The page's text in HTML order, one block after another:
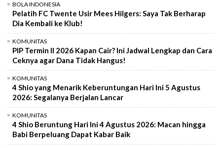
BOLA INDONESIA
Pelatih FC Twente Usir Mees Hilgers: Saya Tak Berharap
Dia Kembali ke Klub!
KOMUNITAS
PIP Termin II 2026 Kapan Cair? Ini Jadwal Lengkap dan Cara
Ceknya agar Dana Tidak Hangus!
KOMUNITAS
4 Shio yang Menarik Keberuntungan Hari Ini 5 Agustus
2026: Segalanya Berjalan Lancar
KOMUNITAS
4 Shio Beruntung Hari Ini 4 Agustus 2026: Macan hingga
Babi Berpeluang Dapat Kabar Baik